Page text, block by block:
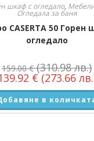
шкаф с огледало,
Огледала за баня
CASERTA 50 Горен
огледало
159.00€ (310.98 лв.)
€ (273.66
в